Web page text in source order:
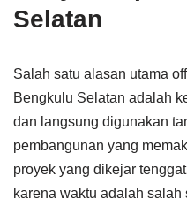
Selatan
Salah satu alasan utama
Bengkulu Selatan adalah
dan langsung digunakan
pembangunan yang
proyek yang dikejar
karena waktu adalah